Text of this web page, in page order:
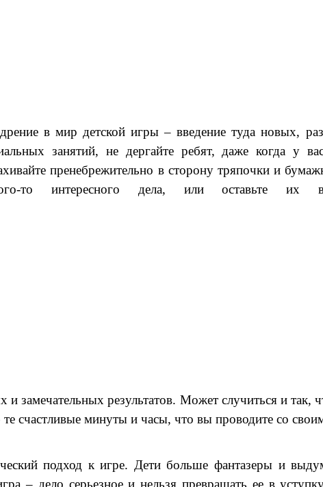
в мир детской игры – введение туда новых,
занятий, не дергайте ребят, даже когда у
пренебрежительно в сторону тряпочки и
то интересного дела, или оставьте
и замечательных результатов. Может случиться и
те счастливые минуты и часы, что вы проводите со
подход к игре. Дети больше фантазеры и
– дело серьезное и нельзя превращать ее в